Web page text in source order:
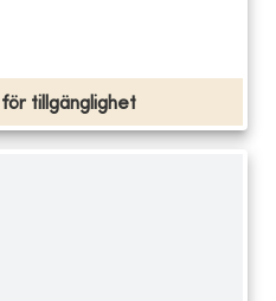
tillgänglighet